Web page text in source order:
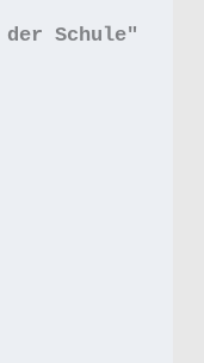
Schule"